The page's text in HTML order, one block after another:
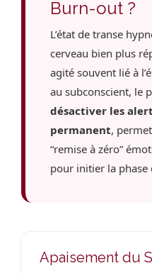
Burn-out ?
L’état de transe
cerveau bien plus
agité souvent lié à
au subconscient, le
désactiver les
permanent,
“remise à zéro”
pour initier la phase
Apaisement du